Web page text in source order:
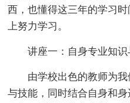
西，也懂得这三年的学习
上努力学习。
讲座一：自身专业知
由学校出色的教师为
与技能，同时结合自身和